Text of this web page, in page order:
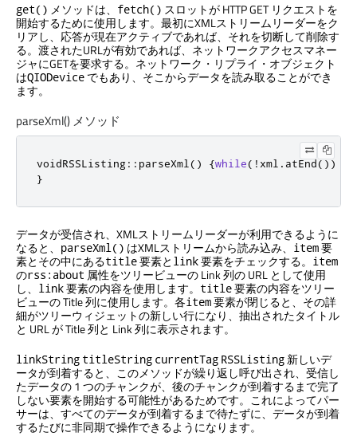
get() メソッドは、 fetch() スロットが HTTP GET リクエストを
開始するために使用します。最初にXMLストリームリーダーをク
リアし、応答が現在アクティブであれば、それを切断して削除す
る。渡されたURLが有効であれば、ネットワークアクセスマネー
ジャにGETを要求する。ネットワーク・リプライ・オブジェクト
はQIODevice でもあり、そこからデータを読み取ることができ
ます。
parseXml() メソッド
voidRSSListing:: parseXml () {while( ! xml . atEnd())
}
データが受信され、XMLストリームリーダーが利用できるように
なると、 parseXml() はXMLストリームから読み込み、 item要
素とその中にあるtitle要素と link要素をチェックする。 item
のrss:about 属性をツリービューの Link 列の URL として使用
し、 link要素の内容を使用します。 title要素の内容をツリー
ビューの Title 列に使用します。各item要素が閉じると、その詳
細がツリーウィジェットの新しい行になり、抽出されたタイトル
と URL が Title 列と Link 列に表示されます。
linkString titleString currentTag RSSListing 新しいデ
ータが到着すると、このメソッドが繰り返し呼び出され、受信し
たデータの 1 つのチャンクが、後のチャンクが到着するまで完了
しない要素を開始する可能性があるためです。これによってパー
サーは、すべてのデータが到着するまで待たずに、データが到着
するたびに非同期で操作できるようになります。